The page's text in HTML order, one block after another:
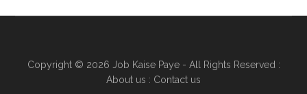
Copyright © 2026 Job Kaise Paye- All Rights Reserved :
About us : Contact us